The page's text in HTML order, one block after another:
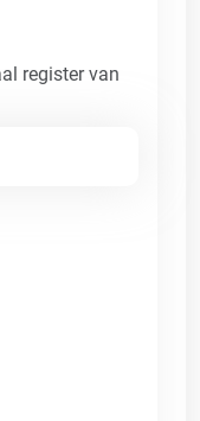
register van